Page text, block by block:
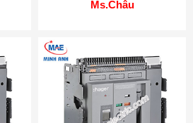
Ms.Châu